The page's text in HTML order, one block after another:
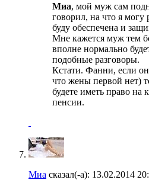
Миа, мой муж сам
говорил, на что я могу
буду обеспечена и
Мне кажется муж тем
вполне нормально
подобные разговоры.
Кстати. Фанни, если
что жены первой нет)
будете иметь право на
пенсии.
Миа сказал(-а): 13.02.2014